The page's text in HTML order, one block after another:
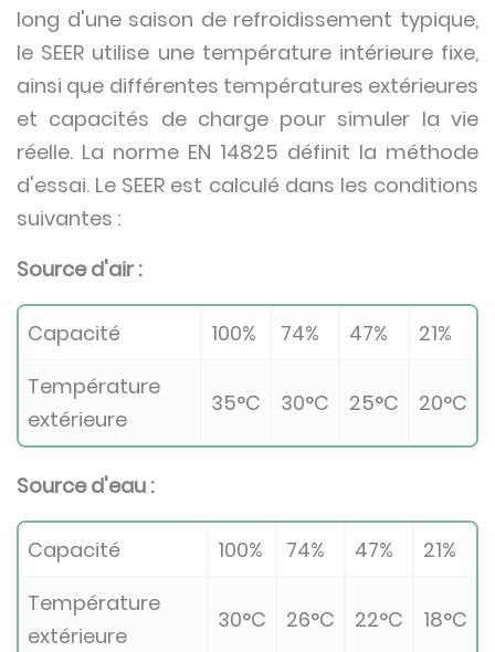
long d'une saison de refroidissement typique,
le SEER utilise une température intérieure fixe,
ainsi que différentes températures extérieures
et capacités de charge pour simuler la vie
réelle. La norme EN 14825 définit la méthode
d'essai. Le SEER est calculé dans les conditions
suivantes :
Source d'air :
Capacité 100% 74% 47%
21%
Température
extérieure
35°C 30°C 25°C 20°C
Source d'eau :
Capacité 100% 74% 47%
21%
Température
extérieure
30°C 26°C 22°C 18°C